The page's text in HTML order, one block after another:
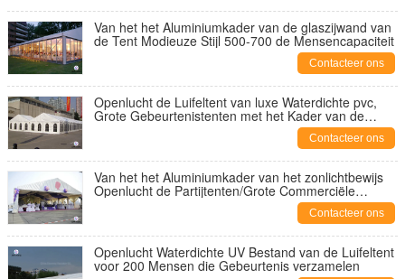
Van het het Aluminiumkader van de glaszijwand van
de Tent Modieuze Stijl 500-700 de Mensencapaciteit
Contacteer ons
Openlucht de Luifeltent van luxe Waterdichte pvc,
Grote Gebeurtenistenten met het Kader van de
Contacteer ons
Van het het Aluminiumkader van het zonlichtbewijs
Openlucht de Partijtenten/Grote Commerciële
Contacteer ons
Openlucht Waterdichte UV Bestand van de Luifeltent
voor 200 Mensen die Gebeurtenis verzamelen